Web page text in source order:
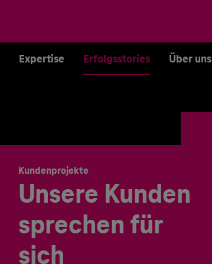
Expertise Erfolgsstories Über uns
Kundenprojekte
Unsere Kunden
sprechen für
sich